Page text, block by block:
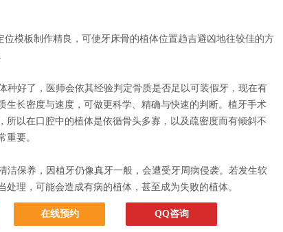
模板制作精良，可使牙床骨的植体位置趋吉避凶地往较佳的方
好了，医师会依其经验判定骨质是否足以可装假牙，现在有
生长密度与速度，可做更科学、精确与快速的判断。植牙手术
所以在口腔中的植体是依循骨头多寡，以及疏密度而有倾斜不
重要。
保养，因植牙仍像真牙一般，会遭受牙周病侵袭。若发生软
理，可能会造成有病的植体，甚至成为失败的植体。
在线预约 QQ咨询